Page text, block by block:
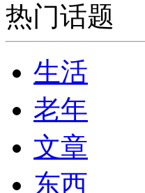
热门话题
生活
老年
文章
东西